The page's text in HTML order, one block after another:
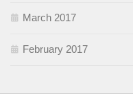
March 2017
February 2017